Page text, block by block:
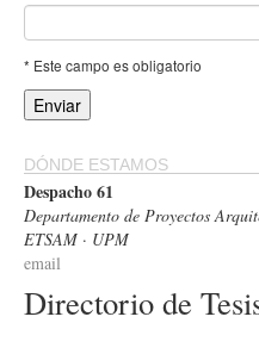
* Este campo es obligatorio
DÓNDE ESTAMOS
Despacho 61
Departamento de Proyectos
ETSAM · UPM
email
Directorio de